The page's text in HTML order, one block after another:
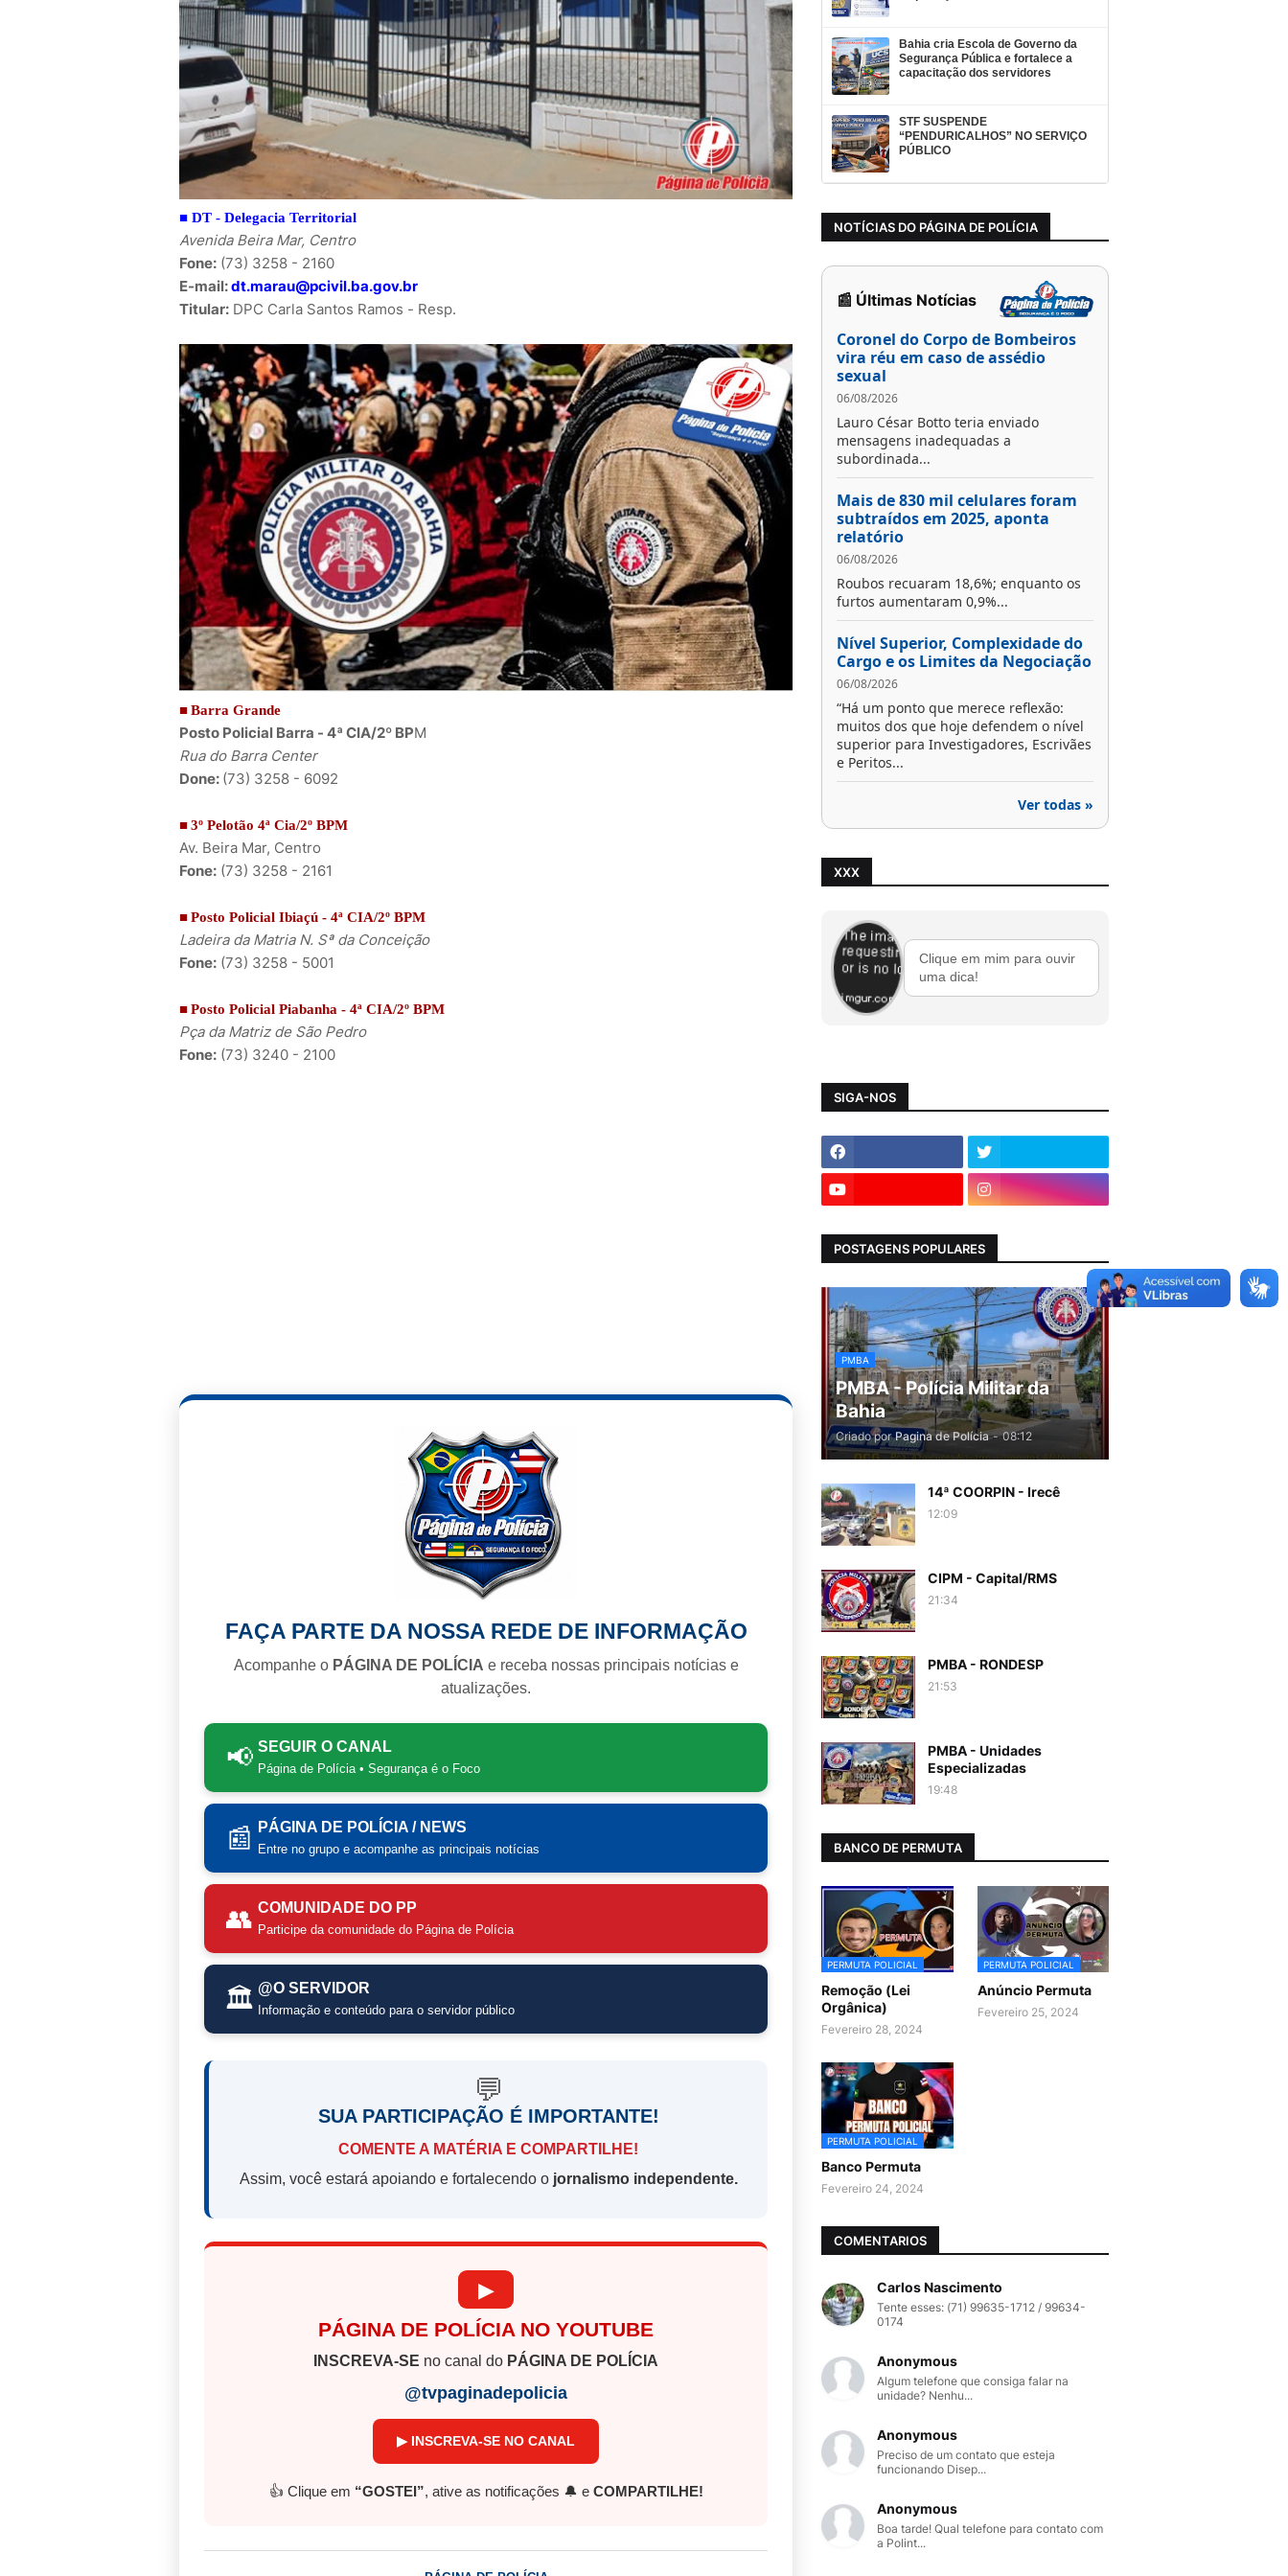
■ DT - Delegacia Territorial
Avenida Beira Mar, Centro
Fone: (73) 3258 - 2160
E-mail:dt.marau@pcivil.ba.gov.br
Titular: DPC Carla Santos Ramos - Resp.
■Barra Grande
Posto Policial Barra - 4ª CIA/2º BPM
Rua do Barra Center
Done: (73) 3258 - 6092
■3º Pelotão 4ª Cia/2º BPM
Av. Beira Mar, Centro
Fone: (73) 3258 - 2161
■Posto Policial Ibiaçú - 4ª CIA/2º BPM
Ladeira da Matria N. Sª da Conceição
Fone: (73) 3258 - 5001
■Posto Policial Piabanha - 4ª CIA/2º BPM
Pça da Matriz de São Pedro
Fone: (73) 3240 - 2100
FAÇA PARTE DA NOSSA REDE DE INFORMAÇÃO
Acompanhe o PÁGINA DE POLÍCIA e receba nossas principais notícias e
atualizações.
📢 SEGUIR O CANAL
Página de Polícia • Segurança é o Foco
📰 PÁGINA DE POLÍCIA / NEWS
Entre no grupo e acompanhe as principais notícias
👥 COMUNIDADE DO PP
Participe da comunidade do Página de Polícia
🏛️ @O SERVIDOR
Informação e conteúdo para o servidor público
💬
SUA PARTICIPAÇÃO É IMPORTANTE!
COMENTE A MATÉRIA E COMPARTILHE!
Assim, você estará apoiando e fortalecendo o jornalismo independente.
▶
PÁGINA DE POLÍCIA NO YOUTUBE
INSCREVA-SE no canal do PÁGINA DE POLÍCIA
@tvpaginadepolicia
▶ INSCREVA-SE NO CANAL
👍 Clique em “GOSTEI”, ative as notificações 🔔 e COMPARTILHE!
Bahia cria Escola de Governo da
Segurança Pública e fortalece a
capacitação dos servidores
STF SUSPENDE
“PENDURICALHOS” NO SERVIÇO
PÚBLICO
NOTÍCIAS DO PÁGINA DE POLÍCIA
📰 Últimas Notícias
Coronel do Corpo de Bombeiros
vira réu em caso de assédio
sexual
06/08/2026
Lauro César Botto teria enviado
mensagens inadequadas a
subordinada...
Mais de 830 mil celulares foram
subtraídos em 2025, aponta
relatório
06/08/2026
Roubos recuaram 18,6%; enquanto os
furtos aumentaram 0,9%...
Nível Superior, Complexidade do
Cargo e os Limites da Negociação
06/08/2026
“Há um ponto que merece reflexão:
muitos dos que hoje defendem o nível
superior para Investigadores, Escrivães
e Peritos...
Ver todas »
XXX
Clique em mim para ouvir
uma dica!
SIGA-NOS
POSTAGENS POPULARES
PMBA
PMBA - Polícia Militar da
Bahia
Criado por Pagina de Polícia - 08:12
14ª COORPIN - Irecê
12:09
CIPM - Capital/RMS
21:34
PMBA - RONDESP
21:53
PMBA - Unidades
Especializadas
19:48
BANCO DE PERMUTA
PERMUTA POLICIAL
Remoção (Lei
Orgânica)
Fevereiro 28, 2024
PERMUTA POLICIAL
Anúncio Permuta
Fevereiro 25, 2024
PERMUTA POLICIAL
Banco Permuta
Fevereiro 24, 2024
COMENTARIOS
Carlos Nascimento
Tente esses: (71) 99635-1712 / 99634-
0174
Anonymous
Algum telefone que consiga falar na
unidade? Nenhu...
Anonymous
Preciso de um contato que esteja
funcionando Disep...
Anonymous
Boa tarde! Qual telefone para contato com
a Polint...